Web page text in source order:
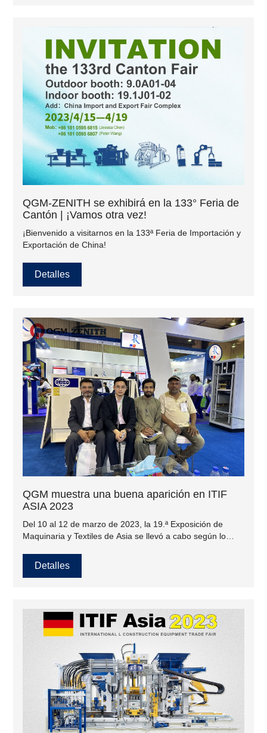
expositores. Quangong Co., Ltd (QGM), como líder en la
industria de máquinas de bloques, hizo una aparición
increíble en la Feria de Cantón y se hizo popular.
QGM-ZENITH se exhibirá en la 133° Feria de
Cantón | ¡Vamos otra vez!
¡Bienvenido a visitarnos en la 133ª Feria de Importación y
Exportación de China!
Detalles
QGM muestra una buena aparición en ITIF
ASIA 2023
Del 10 al 12 de marzo de 2023, la 19.ª Exposición de
Maquinaria y Textiles de Asia se llevó a cabo según lo
Karachi. Los expositores son de China, Pakistán,
Bielorrusia e Irán. Durante la exposición, hay más de 400
Detalles